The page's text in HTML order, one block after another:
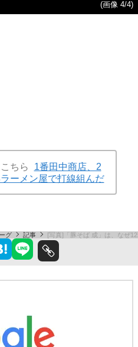
(画像 4/4)
ちら
1番田中商店、2
ーメン屋で打線組んだ
グ 記事 [写真]「豚そば 成」は、なぜ